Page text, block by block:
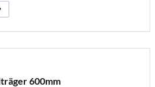
600mm